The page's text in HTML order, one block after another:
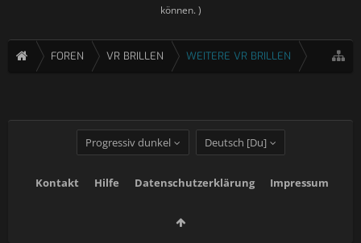
können. )
FOREN VR BRILLEN WEITERE VR BRILLEN
Progressiv dunkel Deutsch [Du]
Kontakt Hilfe Datenschutzerklärung Impressum